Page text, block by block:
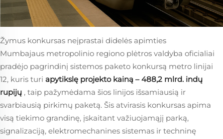
Žymus konkursas neįprastai didelės apimties
Mumbajaus metropolinio regiono plėtros valdyba oficialiai
pradėjo pagrindinį sistemos paketo konkursą metro linijai
12, kuris turi apytikslę projekto kainą – 488,2 mlrd. indų
rupijų , taip pažymėdama šios linijos išsamiausią ir
svarbiausią pirkimų paketą. Šis atvirasis konkursas apima
visą tiekimo grandinę, įskaitant važiuojamąjį parką,
signalizaciją, elektromechanines sistemas ir techninę